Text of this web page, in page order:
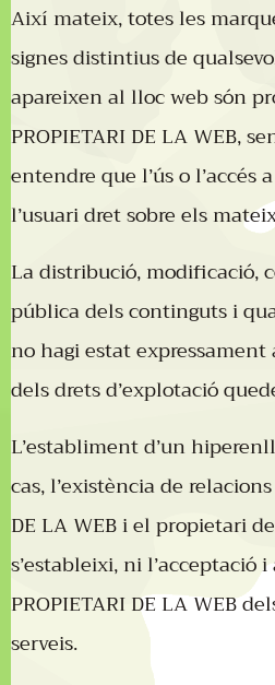
Així mateix, totes les
signes distintius de
apareixen al lloc web són
PROPIETARI DE LA WEB,
entendre que l’ús o
l’usuari dret sobre els
La distribució, modificació,
pública dels continguts i
no hagi estat
dels drets d’explotació
L’establiment d’un
cas, l’existència de
DE LA WEB i el propietari
s’estableixi, ni l’acceptació
PROPIETARI DE LA WEB
serveis.